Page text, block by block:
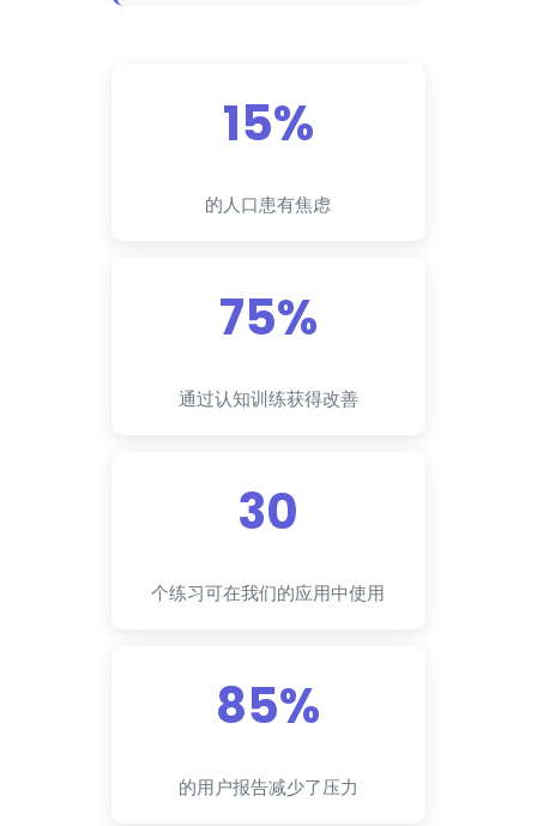
15%
的人口患有焦虑
75%
通过认知训练获得改善
30
个练习可在我们的应用中使用
85%
的用户报告减少了压力